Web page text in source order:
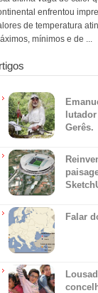
enfrentou
de temperatura
mínimos e de ...
Gerês.
Falar